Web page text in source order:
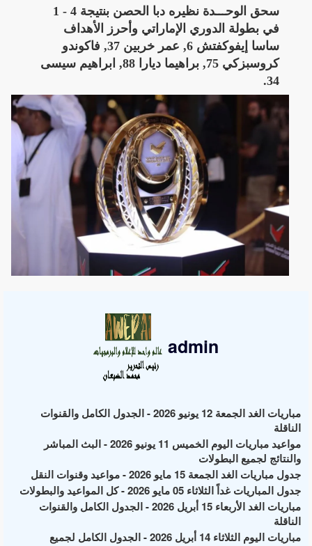
سحق الوحـــدة نظيره دبا الحصن بنتيجة 4 - 1
في بطولة الدوري الإماراتي وأحرز الأهداف
ساسا إيفوكفتش 6, عمر خربين 37, فاكوندو
كروسبزكي 75, براهيما ديارا 88, ابراهيم سيسى
34.
admin
مباريات الغد الجمعة 12 يونيو 2026 - الجدول الكامل والقنوات
الناقلة
مواعيد مباريات اليوم الخميس 11 يونيو 2026 - البث المباشر
والنتائج لجميع البطولات
جدول مباريات الغد الجمعة 15 مايو 2026 - مواعيد وقنوات النقل
جدول المباريات غداً الثلاثاء 05 مايو 2026 - كل المواعيد والبطولات
مباريات الغد الأربعاء 15 أبريل 2026 - الجدول الكامل والقنوات
الناقلة
مباريات اليوم الثلاثاء 14 أبريل 2026 - الجدول الكامل لجميع